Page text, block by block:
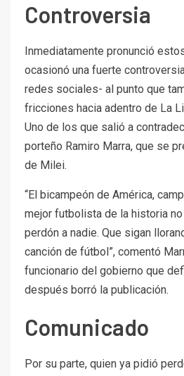
Controversia
Inmediatamente pronunció
ocasionó una fuerte
redes sociales- al punto que
fricciones hacia adentro de La
Uno de los que salió a
porteño Ramiro Marra, que se
de Milei.
“El bicampeón de América,
mejor futbolista de la historia
perdón a nadie. Que sigan
canción de fútbol”, comentó
funcionario del gobierno que
después borró la publicación.
Comunicado
Por su parte, quien ya pidió